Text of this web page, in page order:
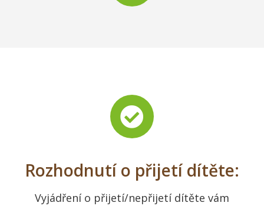
Rozhodnutí o přijetí dítěte:
Vyjádření o přijetí/nepřijetí dítěte vám